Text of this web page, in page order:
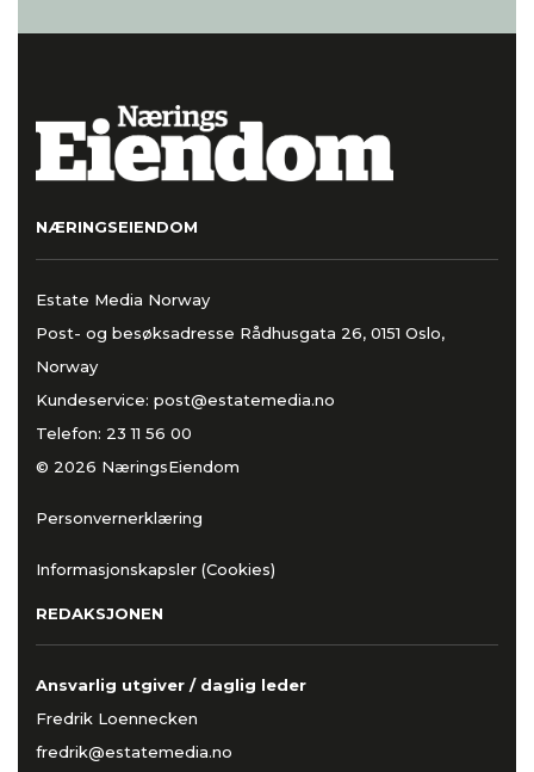
NÆRINGSEIENDOM
Estate Media Norway
Post- og besøksadresse Rådhusgata 26, 0151 Oslo,
Norway
Kundeservice: post@estatemedia.no
Telefon: 23 11 56 00
© 2026 NæringsEiendom
Personvernerklæring
Informasjonskapsler (Cookies)
REDAKSJONEN
Ansvarlig utgiver / daglig leder
Fredrik Loennecken
fredrik@estatemedia.no